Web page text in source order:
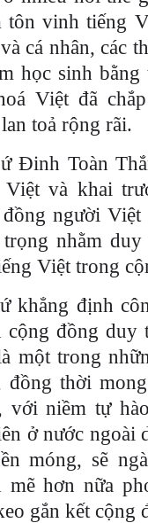
tôn vinh tiếng
cá nhân, các
học sinh
Việt đã
toả rộng rãi.
Đinh Toàn
Việt và khai
người
trọng nhằm
Việt trong
khẳng định
cộng đồng duy
một trong
đồng thời
với niềm tự
ở nước ngoài
móng, sẽ
mẽ hơn nữa
gắn kết